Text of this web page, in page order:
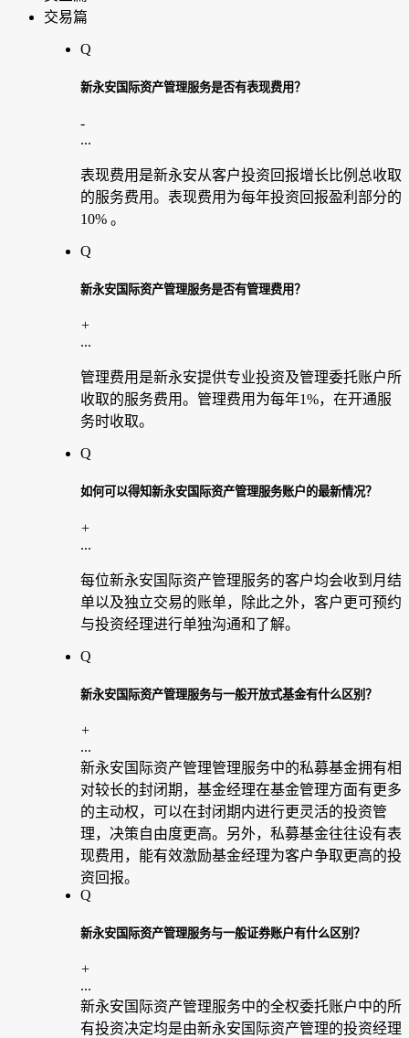
交易篇
Q
新永安国际资产管理服务是否有表现费用？
-
...
表现费用是新永安从客户投资回报增长比例总收取
的服务费用。表现费用为每年投资回报盈利部分的
10% 。
Q
新永安国际资产管理服务是否有管理费用？
+
...
管理费用是新永安提供专业投资及管理委托账户所
收取的服务费用。管理费用为每年1%，在开通服
务时收取。
Q
如何可以得知新永安国际资产管理服务账户的最新情况？
+
...
每位新永安国际资产管理服务的客户均会收到月结
单以及独立交易的账单，除此之外，客户更可预约
与投资经理进行单独沟通和了解。
Q
新永安国际资产管理服务与一般开放式基金有什么区别？
+
...
新永安国际资产管理管理服务中的私募基金拥有相
对较长的封闭期，基金经理在基金管理方面有更多
的主动权，可以在封闭期内进行更灵活的投资管
理，决策自由度更高。另外，私募基金往往设有表
现费用，能有效激励基金经理为客户争取更高的投
资回报。
Q
新永安国际资产管理服务与一般证券账户有什么区别？
+
...
新永安国际资产管理服务中的全权委托账户中的所
有投资决定均是由新永安国际资产管理的投资经理